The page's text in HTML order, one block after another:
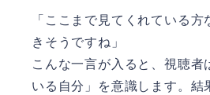
「ここまで見てくれている
きそうですね」
こんな一言が入ると、視聴者
いる自分」を意識します。結